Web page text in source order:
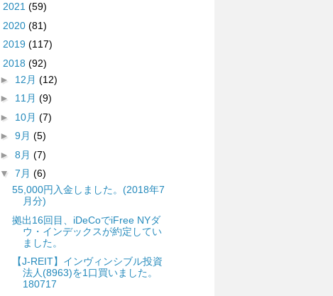
2021 (59)
2020 (81)
2019 (117)
2018 (92)
► 12月 (12)
► 11月 (9)
► 10月 (7)
► 9月 (5)
► 8月 (7)
▼ 7月 (6)
55,000円入金しました。(2018年7
月分)
拠出16回目、iDeCoでiFree NYダ
ウ・インデックスが約定してい
ました。
【J-REIT】インヴィンシブル投資
法人(8963)を1口買いました。
180717